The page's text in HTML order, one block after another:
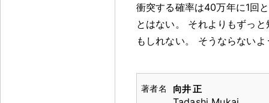
衝突する確率は40万年に1回
とはない 。
それよりもずっ
もしれない。 そうならないよ
向井 正